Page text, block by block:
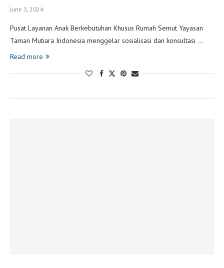
June 3, 2024
Pusat Layanan Anak Berkebutuhan Khusus Rumah Semut Yayasan
Taman Mutiara Indonesia menggelar sosialisasi dan konsultasi …
Read more